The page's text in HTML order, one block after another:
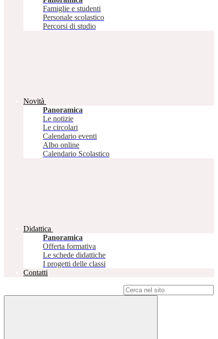
Famiglie e studenti
Personale scolastico
Percorsi di studio
Novità
Panoramica
Le notizie
Le circolari
Calendario eventi
Albo online
Calendario Scolastico
Didattica
Panoramica
Offerta formativa
Le schede didattiche
I progetti delle classi
Contatti